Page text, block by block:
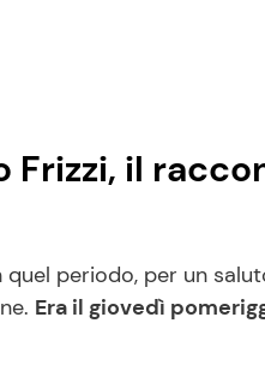
il
periodo, per un
Era il giovedì